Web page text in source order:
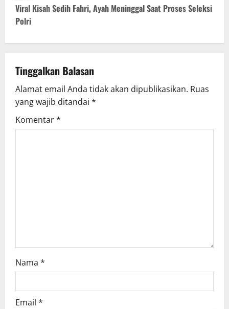
t
n
v
i
g
Viral Kisah Sedih Fahri, Ayah Meninggal Saat Proses Seleksi
Polri
Tinggalkan Balasan
Alamat email Anda tidak akan dipublikasikan. Ruas
yang wajib ditandai *
Komentar*
Nama *
Email *